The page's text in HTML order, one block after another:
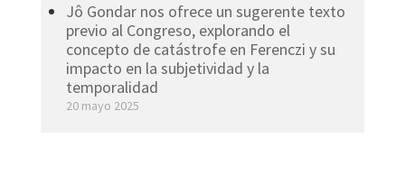
Jô Gondar nos ofrece un sugerente texto
previo al Congreso, explorando el
concepto de catástrofe en Ferenczi y su
impacto en la subjetividad y la
temporalidad
20 mayo 2025